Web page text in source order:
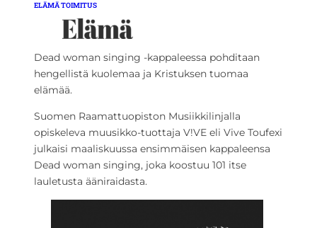
ELÄMÄ TOIMITUS
Dead woman singing -kappaleessa pohditaan
hengellistä kuolemaa ja Kristuksen tuomaa
elämää.
Suomen Raamattuopiston Musiikkilinjalla
opiskeleva muusikko-tuottaja V!VE eli Vive Toufexi
julkaisi maaliskuussa ensimmäisen kappaleensa
Dead woman singing, joka koostuu 101 itse
lauletusta ääniraidasta.